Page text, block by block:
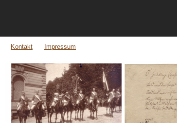
Kontakt Impressum